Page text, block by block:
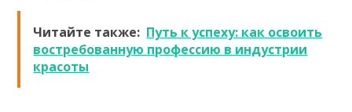
Читайте также: Путь к успеху: как освоить
востребованную профессию в индустрии
красоты